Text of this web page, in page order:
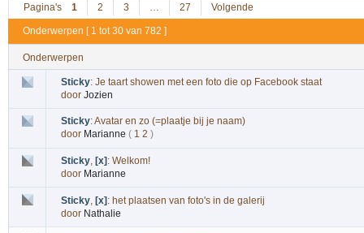
Pagina's 1 2 3 … 27 Volgende
Onderwerpen [ 1 tot 30 van 782 ]
Onderwerpen
Sticky: Je taart showen met een foto die op Facebook staat
door Jozien
Sticky:Avatar en zo (=plaatje bij je naam)
door Marianne ( 1 2 )
Sticky, [x] : Welkom!
door Marianne
Sticky [x]: het plaatsen van foto's in de galerij
door Nathalie